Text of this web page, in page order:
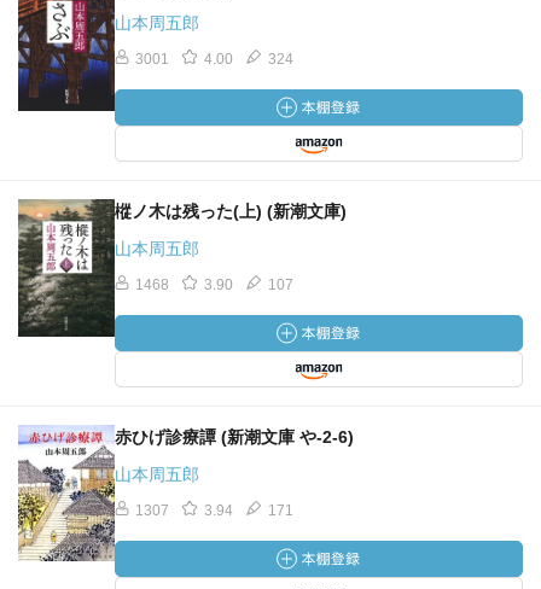
山本周五郎
3001 4.00 324
樅ノ木は残った(上) (新潮文庫)
山本周五郎
1468 3.90 107
赤ひげ診療譚 (新潮文庫 や-2-6)
山本周五郎
1307 3.94 171